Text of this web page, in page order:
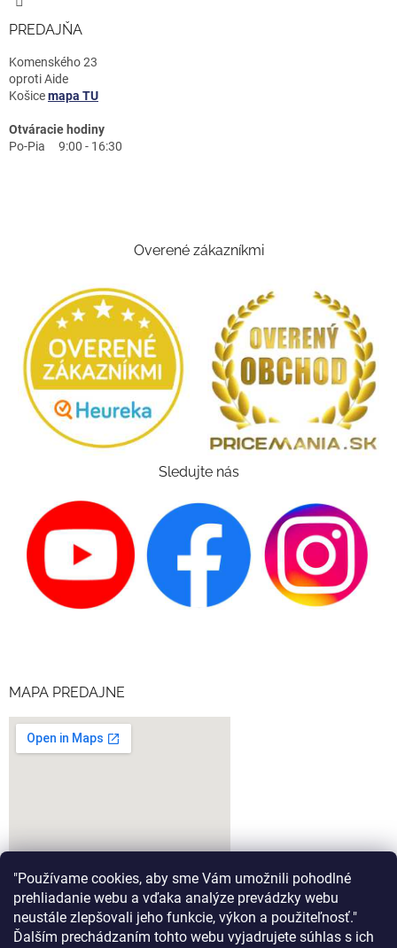
"Používame cookies, aby sme Vám umožnili pohodlné
prehliadanie webu a vďaka analýze prevádzky webu
neustále zlepšovali jeho funkcie, výkon a použiteľnosť."
Ďalším prechádzaním tohto webu vyjadrujete súhlas s ich
PREDAJŇA
Komenského 23
oproti Aide
Košicemapa TU
Otváracie hodiny
Po-Pia 9:00 - 16:30
Overené zákazníkmi
Sledujte nás
MAPA PREDAJNE